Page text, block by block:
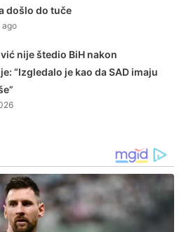
došlo do tuče
ago
nije štedio BiH nakon
“Izgledalo je kao da SAD imaju